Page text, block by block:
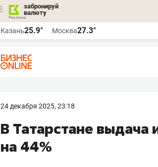
забронируй
валюту
Казань25.9° Москва27.3°
24 декабря 2025, 23:18
В Татарстане выдача
на 44%